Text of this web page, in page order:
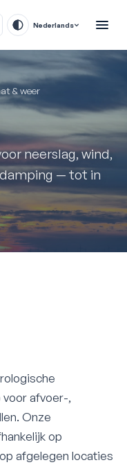
Nederlands
& weer
neerslag, wind,
— tot in
afvoer-,
Onze
op
afgelegen locaties